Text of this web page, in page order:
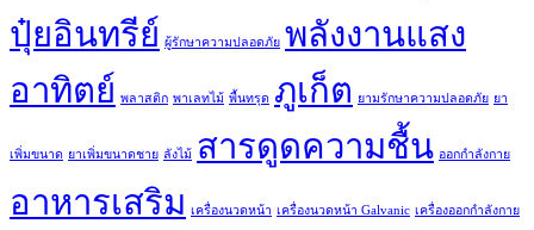
ปุ๋ยอินทรีย์ ผู้รักษาความปลอดภัย พลังงานแสง
อาทิตย์ พลาสติก พาเลทไม้ พื้นทรุด ภูเก็ต ยามรักษาความปลอดภัย ยา
เพิ่มขนาด ยาเพิ่มขนาดชาย ลังไม้ สารดูดความชื้น ออกกำลังกาย
อาหารเสริม เครื่องนวดหน้า เครื่องนวดหน้า Galvanic เครื่องออกกำลังกาย